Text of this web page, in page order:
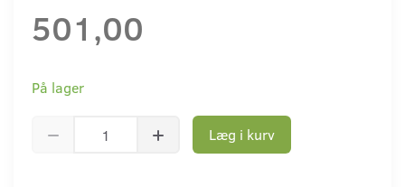
501,00
På lager
Læg i kurv